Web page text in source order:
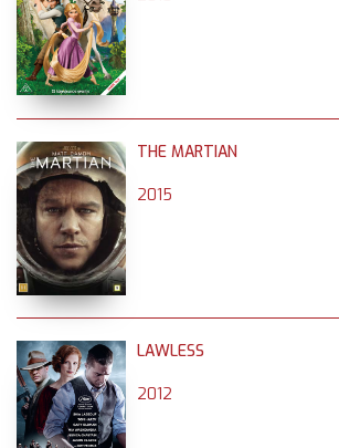
THE MARTIAN
2015
LAWLESS
2012